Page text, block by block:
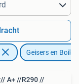
Geisers en
A+ //R290 //